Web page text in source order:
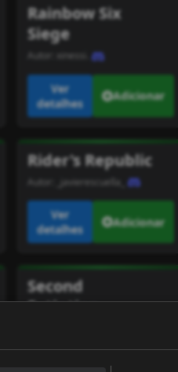
Rainbow Six
Siege
Autor: xinessi.
Ver
detalhes
Adicionar
Rider's Republic
Autor: _javierescuella_
Ver
detalhes
Adicionar
Second
Extintion